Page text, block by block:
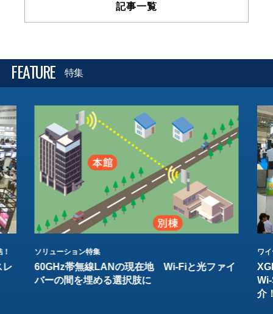
記事一覧
FEATURE 特集
レ
ソリューション特集
60GHz帯無線LANの現在地 Wi-Fiと光ファイ
バーの間を埋める選択肢に
ワ
介